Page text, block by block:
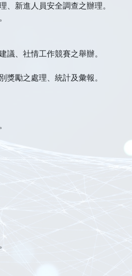
新進人員安全調查之辦理。
、社情工作競賽之舉辦。
勵之處理、統計及彙報。